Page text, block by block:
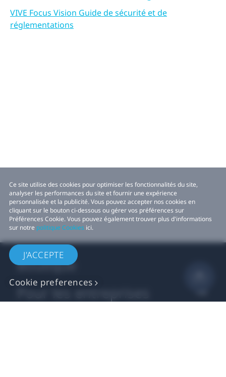
VIVE Focus Vision Guide de sécurité et de
réglementations
Ce site utilise des cookies pour optimiser les fonctionnalités du site,
analyser les performances du site et fournir une expérience
personnalisée et la publicité. Vous pouvez accepter nos cookies en
cliquant sur le bouton ci-dessous ou gérer vos préférences sur
Préférences Cookie. Vous pouvez également trouver plus d'informations
sur notre politique Cookies ici.
J'ACCEPTE
Cookie preferences
Boutique
Pour les entreprises